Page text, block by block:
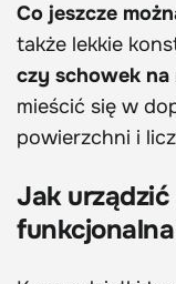
Co jeszcze
także lekkie
czy schowek na
mieścić się w
powierzchni i
Jak urządzić